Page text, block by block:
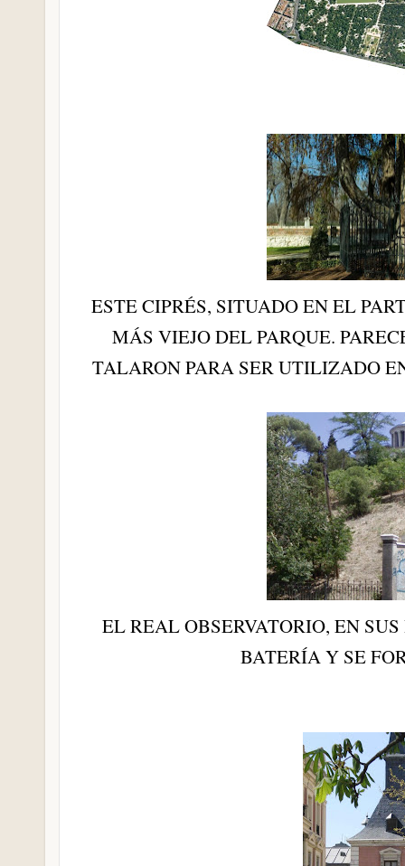
ESTE CIPRÉS, SITUADO EN EL
MÁS VIEJO DEL PARQUE.
TALARON PARA SER UTILIZADO
EL REAL OBSERVATORIO, EN
BATERÍA Y SE